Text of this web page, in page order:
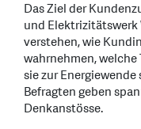
Das Ziel der
und Elektrizitätswerk
verstehen, wie
wahrnehmen,
sie zur Energiewende
Befragten geben
Denkanstösse.